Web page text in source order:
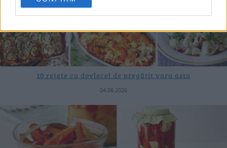
10 rețete cu dovlecei de pregătit vara asta
04.08.2026